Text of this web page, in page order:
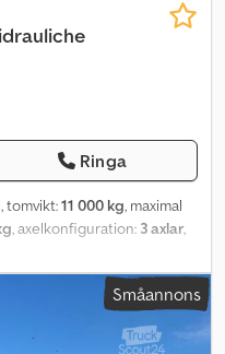
Ringa
, tomvikt:11 000 kg, maximal
, axelkonfiguration: 3 axlar,
bredd:
luft, däcksstorlek:245.70 r
, Utrustning: ABS, Ny
elektrohydrauliska
Småannons